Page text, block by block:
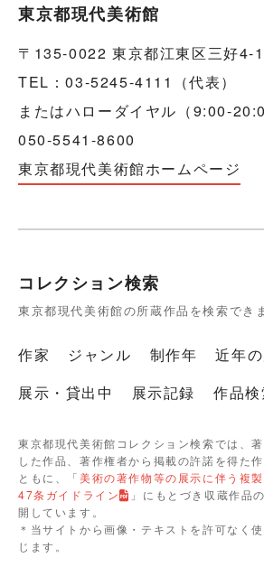
東京都現代美術館
〒135-0022 東京都江東区三好4-
TEL：03-5245-4111（代表）
またはハローダイヤル（9:00-
050-5541-8600
東京都現代美術館ホームページ
コレクション検索
東京都現代美術館の所蔵作品を検索でき
作家 ジャンル 制作年
近年
展示・貸出中
展示記録 作品検
東京都現代美術館コレクション検索では、
した作品、著作権者から掲載の許諾を得た
ともに、「美術の著作物等の展示に伴う複
47条ガイドライン
」にもとづき収蔵作品
開しています。
＊当サイトから画像・テキストを許可なく
じます。